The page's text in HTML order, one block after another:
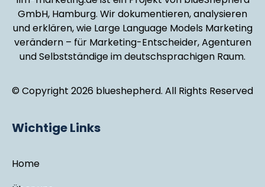
GmbH, Hamburg. Wir dokumentieren, analysieren
und erklären, wie Large Language Models Marketing
verändern – für Marketing-Entscheider, Agenturen
und Selbstständige im deutschsprachigen Raum.
© Copyright 2026 blueshepherd. All Rights Reserved
Wichtige Links
Home